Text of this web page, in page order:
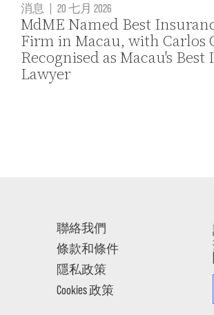
消息 | 20 七月 2026
MdME Named Best
Firm in Macau, with Carlos
Recognised as Macau's
Lawyer
聯絡我們
條款和條件
隱私政策
Cookies 政策